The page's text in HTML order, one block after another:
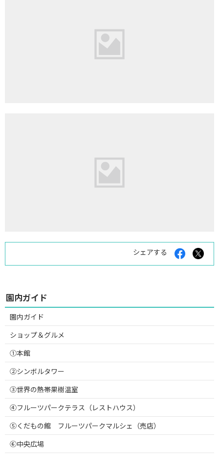
シェアする
Facebook
シ
X
で
シ
園内ガイド
園内ガイド
ショップ＆グルメ
①本館
②シンボルタワー
③世界の熱帯果樹温室
④フルーツパークテラス（レストハウス）
⑤くだもの館 フルーツパークマルシェ（売店）
⑥中央広場